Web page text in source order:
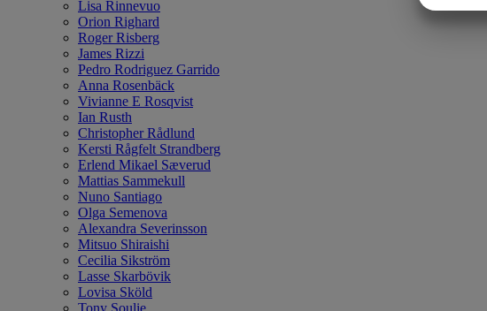
Lisa Rinnevuo
Orion Righard
Roger Risberg
James Rizzi
Pedro Rodriguez Garrido
Anna Rosenbäck
Vivianne E Rosqvist
Ian Rusth
Christopher Rådlund
Kersti Rågfelt Strandberg
Erlend Mikael Sæverud
Mattias Sammekull
Nuno Santiago
Olga Semenova
Alexandra Severinsson
Mitsuo Shiraishi
Cecilia Sikström
Lasse Skarbövik
Lovisa Sköld
Tony Soulie